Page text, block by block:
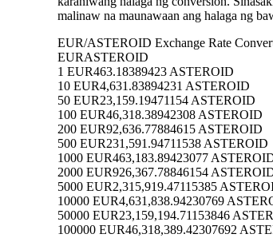
malinaw na maunawaan ang halaga ng
EUR/ASTEROID Exchange Rate
EURASTEROID
1 EUR463.18389423 ASTEROID
10 EUR4,631.83894231 ASTEROID
50 EUR23,159.19471154 ASTEROID
100 EUR46,318.38942308 ASTEROID
200 EUR92,636.77884615 ASTEROID
500 EUR231,591.94711538 ASTEROID
1000 EUR463,183.89423077
2000 EUR926,367.78846154
5000 EUR2,315,919.47115385
10000 EUR4,631,838.94230769
50000 EUR23,159,194.71153846
100000 EUR46,318,389.42307692